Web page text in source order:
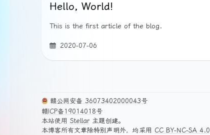
Hello, World!
This is the first article of the blog.
2020-07-06
赣公网安备 36073402000043号
赣ICP备19014018号
本站使用 Stellar 主题创建。
本博客所有文章除特别声明外，均采用 CC BY-NC-SA 4.0